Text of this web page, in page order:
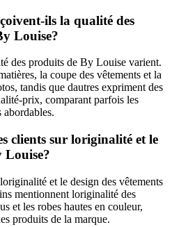
ils la qualité des
Louise?
des produits de By Louise varient.
la coupe des vêtements et la
tandis que dautres expriment des
prix, comparant parfois les
abordables.
clients sur loriginalité et le
Louise?
et le design des vêtements
mentionnent loriginalité des
et les robes hautes en couleur,
produits de la marque.